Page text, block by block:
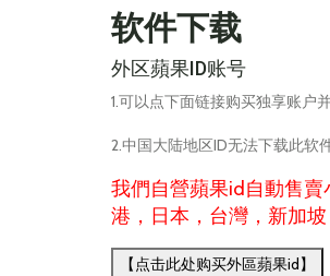
软件下载
外区蘋果ID账号
1.可以点下面链接购买独享账户
2.中国大陆地区ID无法下载此软
我們自營蘋果id自動售
港，日本，台灣，新加
【点击此处购买外區蘋果id】